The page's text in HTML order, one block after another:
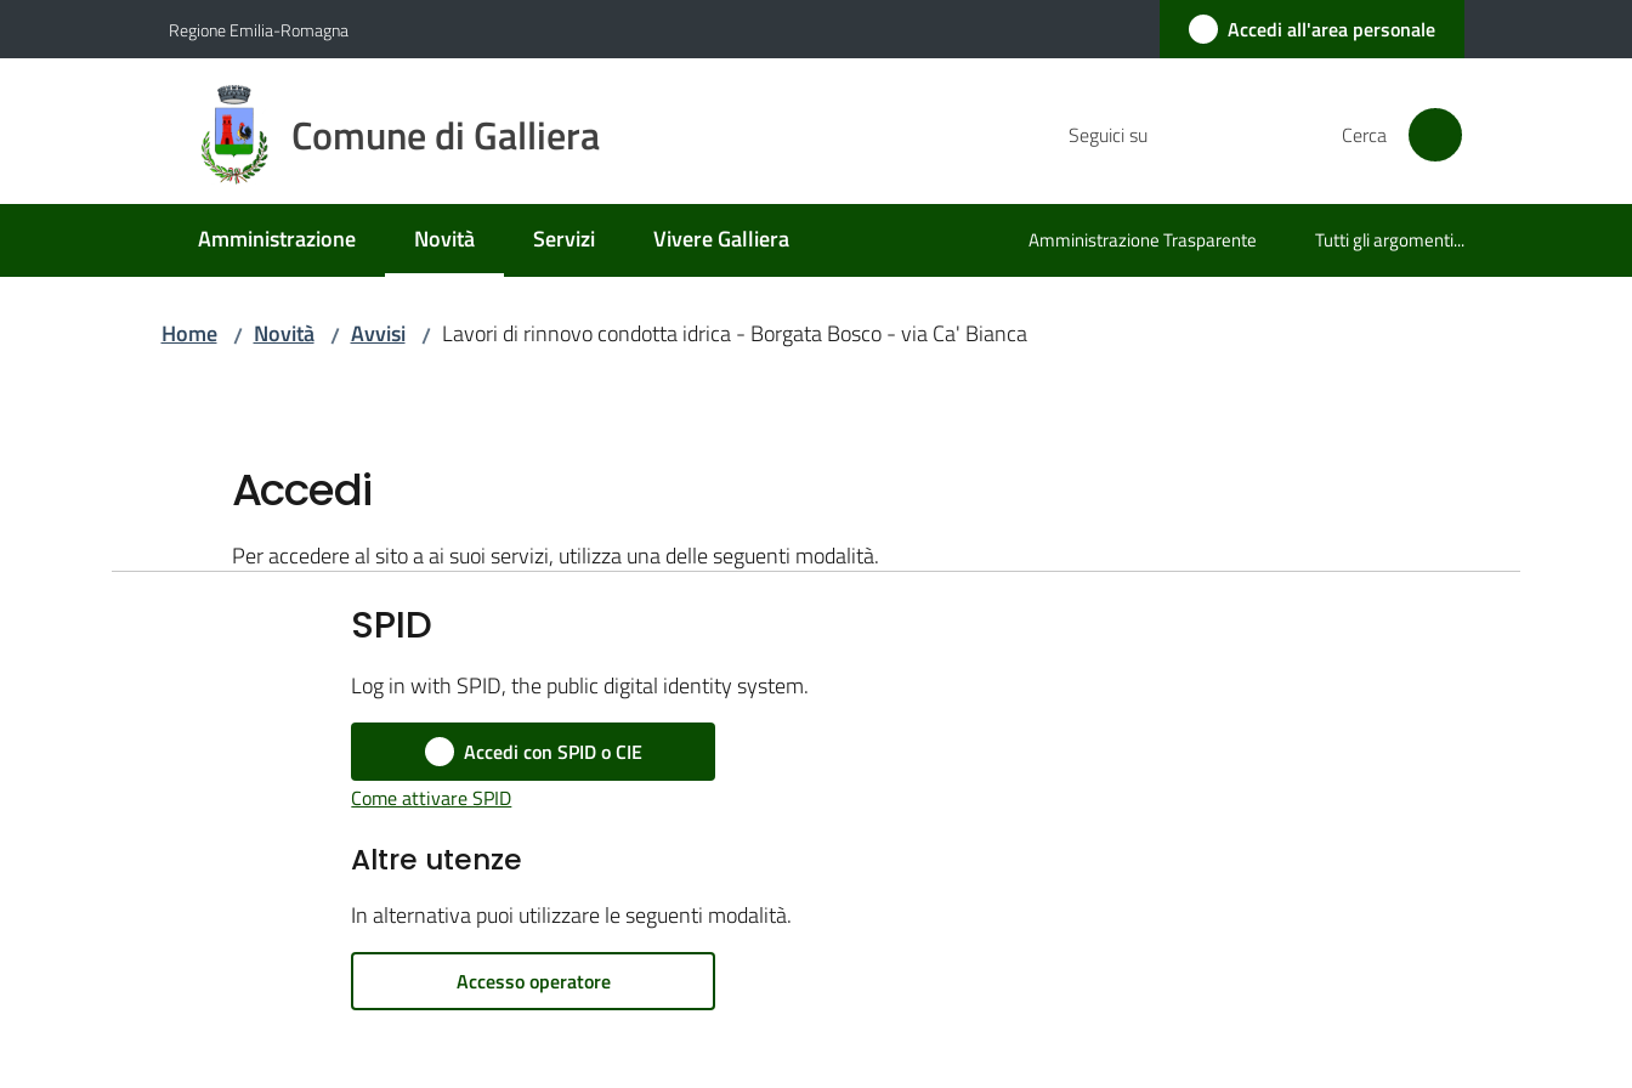
Regione Emilia-Romagna Accedi all'area personale
Comune di Galliera Seguici su Cerca
Amministrazione Novità
Menu selezionato
Servizi Vivere Galliera Amministrazione Trasparente Tutti gli argomenti...
Home / Novità / Avvisi / Lavori di rinnovo condotta idrica - Borgata Bosco - via Ca' Bianca
Accedi
Per accedere al sito a ai suoi servizi, utilizza una delle seguenti modalità.
SPID
Log in with SPID, the public digital identity system.
Accedi con SPID o CIE
Come attivare SPID
Altre utenze
In alternativa puoi utilizzare le seguenti modalità.
Accesso operatore